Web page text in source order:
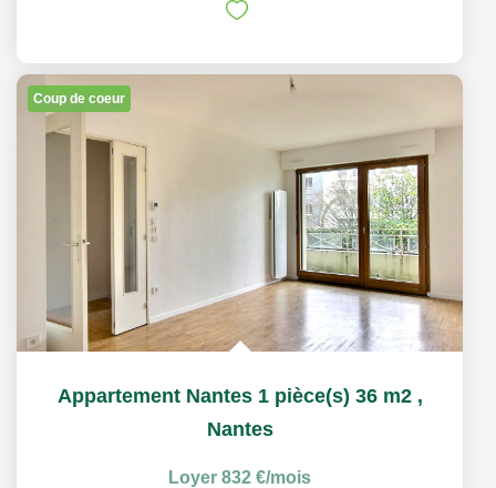
Coup de coeur
Appartement Nantes 1 pièce(s) 36 m2 ,
Nantes
Loyer 832 €/mois